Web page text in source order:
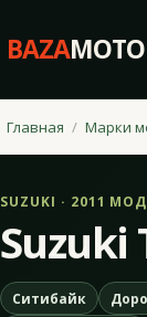
BAZAMOTO
Главная Марки
SUZUKI · 2011
Suzuki
Ситибайк